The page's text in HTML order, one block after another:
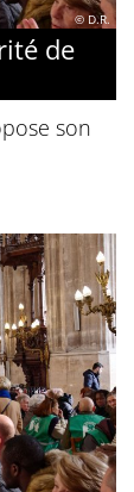
© D.R.
de
son